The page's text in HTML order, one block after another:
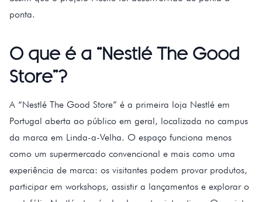
ponta.
O que é a “Nestlé The Good
Store”?
A “Nestlé The Good Store” é a primeira loja Nestlé em
Portugal aberta ao público em geral, localizada no campus
da marca em Linda-a-Velha. O espaço funciona menos
como um supermercado convencional e mais como uma
experiência de marca: os visitantes podem provar produtos,
participar em workshops, assistir a lançamentos e explorar o